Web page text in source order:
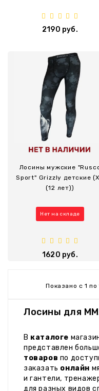
2190 руб.
Лосины мужские
Sport" Grizzly детские
(12 лет))
Нет на складе
1620 руб.
Показано с 1 по
Лосины для
В каталоге
представлен
товаров по
заказать онлайн
и гантели,
для разных видов